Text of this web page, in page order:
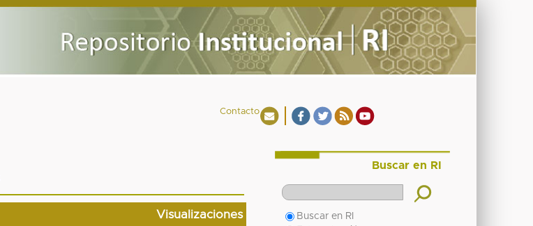
Contacto
Visualizaciones
Buscar en RI
Buscar en RI